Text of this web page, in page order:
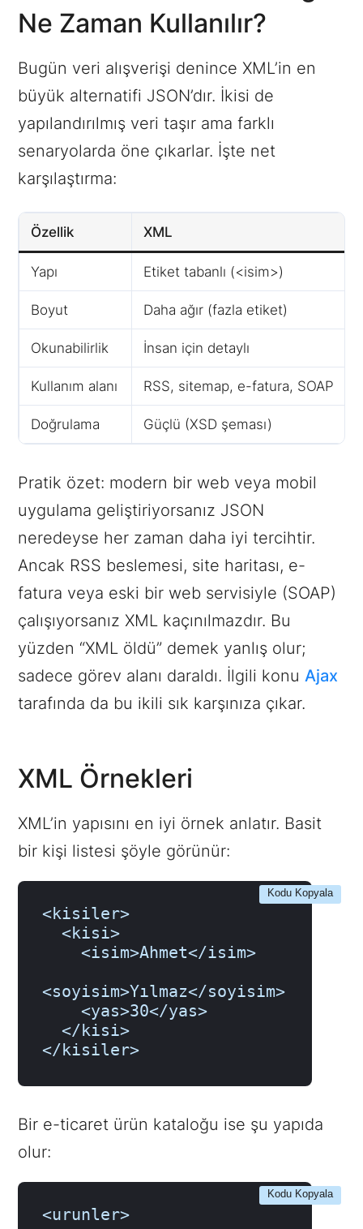
Ne Zaman Kullanılır?
Bugün veri alışverişi denince XML’in en
büyük alternatifi JSON’dır. İkisi de
yapılandırılmış veri taşır ama farklı
senaryolarda öne çıkarlar. İşte net
karşılaştırma:
Özellik XML
Yapı Etiket tabanlı (<isim>)
Boyut Daha ağır (fazla etiket)
Okunabilirlik İnsan için detaylı
Kullanım alanı RSS, sitemap, e-fatura, SOAP
Doğrulama Güçlü (XSD şeması)
Pratik özet: modern bir web veya mobil
uygulama geliştiriyorsanız JSON
neredeyse her zaman daha iyi tercihtir.
Ancak RSS beslemesi, site haritası, e-
fatura veya eski bir web servisiyle (SOAP)
çalışıyorsanız XML kaçınılmazdır. Bu
yüzden “XML öldü” demek yanlış olur;
sadece görev alanı daraldı. İlgili konu Ajax
tarafında da bu ikili sık karşınıza çıkar.
XML Örnekleri
XML’in yapısını en iyi örnek anlatır. Basit
bir kişi listesi şöyle görünür:
<kisiler>
  <kisi>
    <isim>Ahmet</isim>
<soyisim>Yılmaz</soyisim>
    <yas>30</yas>
  </kisi>
</kisiler>
Kodu Kopyala
Bir e-ticaret ürün kataloğu ise şu yapıda
olur:
<urunler>
Kodu Kopyala